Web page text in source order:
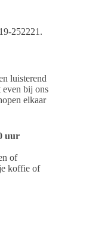
252221.
luisterend
even bij ons
elkaar
uur
of
koffie of